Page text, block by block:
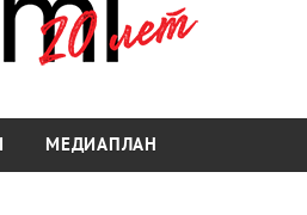
МЕДИАПЛАН